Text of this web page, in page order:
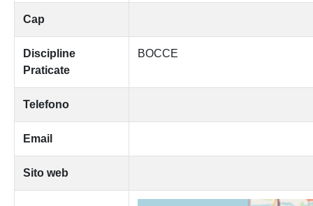
Cap
Discipline
Praticate
BOCCE
Telefono
Email
Sito web